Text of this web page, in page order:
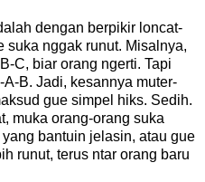
dengan berpikir loncat-
suka nggak runut. Misalnya,
C, biar orang ngerti. Tapi
B. Jadi, kesannya muter-
gue simpel hiks. Sedih.
muka orang-orang suka
bantuin jelasin, atau gue
runut, terus ntar orang baru